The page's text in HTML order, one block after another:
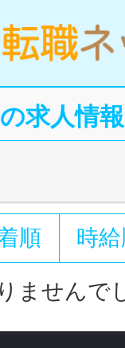
求人情
順 時
ませんで